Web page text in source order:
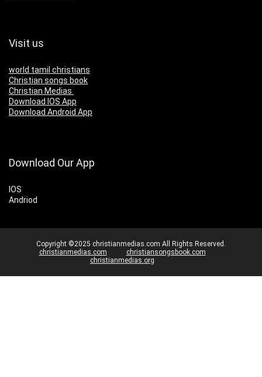
Visit us
world tamil christians
Christian songs book
Christian Medias
Download IOS App
Download Android App
Download Our App
IOS
Andriod
Copyright ©2025 christianmedias.com All Rights Reserved.
christianmedias.com
christiansongsbook.com
christianmedias.org